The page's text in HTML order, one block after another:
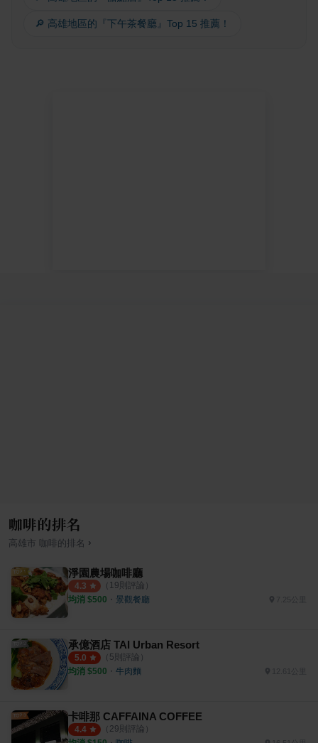
🔎 高雄地區的『下午茶餐廳』Top 15 推薦！
咖啡的排名
高雄市 咖啡 的排名 ›
淨園農場咖啡廳
4.3 （ 19則評論）
均消 $500 ・ 景觀餐廳 7.25公里
承億酒店 TAI Urban Resort
5.0 （ 5則評論）
均消 $500 ・ 牛肉麵
卡啡那 CAFFAINA COFFEE
4.4 （ 29則評論）